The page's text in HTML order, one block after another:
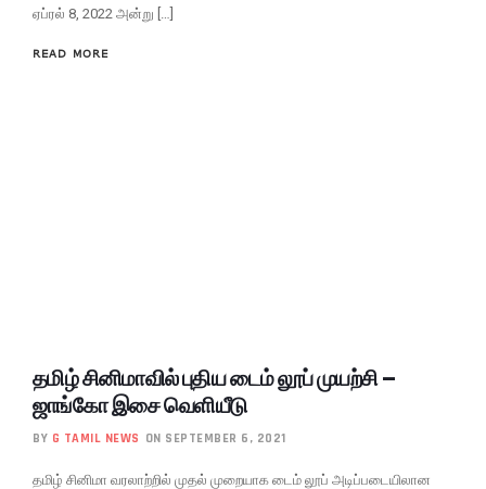
ஏப்ரல் 8, 2022 அன்று […]
READ MORE
தமிழ் சினிமாவில் புதிய டைம் லூப் முயற்சி –
ஜாங்கோ இசை வெளியீடு
BY G TAMIL NEWS ON SEPTEMBER 6, 2021
தமிழ் சினிமா வரலாற்றில் முதல் முறையாக டைம் லூப் அடிப்படையிலான